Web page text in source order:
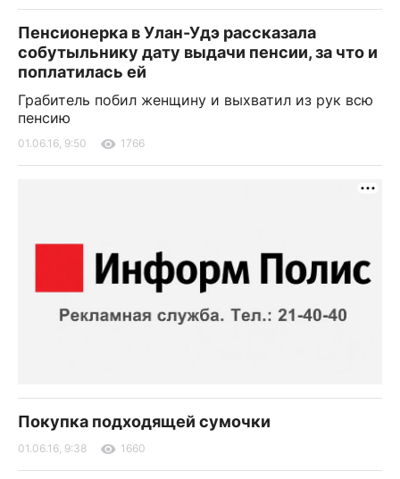
Пенсионерка в Улан-Удэ рассказала
собутыльнику дату выдачи пенсии, за что и
поплатилась ей
Грабитель побил женщину и выхватил из рук всю
пенсию
01.06.16, 9:50 1766
Покупка подходящей сумочки
01.06.16, 9:38 1660